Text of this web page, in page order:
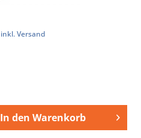
inkl. Versand
In den Warenkorb